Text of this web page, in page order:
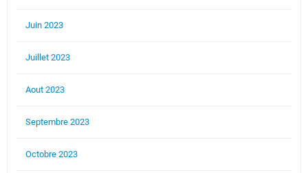
Juin 2023
Juillet 2023
Aout 2023
Septembre 2023
Octobre 2023